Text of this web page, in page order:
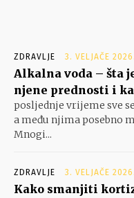
ZDRAVLJE 3. VELJAČE 2026.
Alkalna voda – šta
njene prednosti i
posljednje vrijeme sve
a među njima posebno
Mnogi...
ZDRAVLJE 3. VELJAČE 2026.
Kako smanjiti